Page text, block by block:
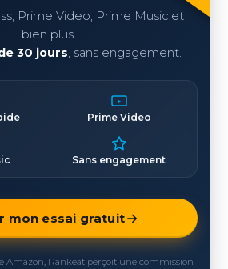
Prime Video, Prime Music et
bien plus.
30 jours, sans engagement.
Prime Video
Sans engagement
mon essai gratuit
Amazon, Rankeat perçoit une commission